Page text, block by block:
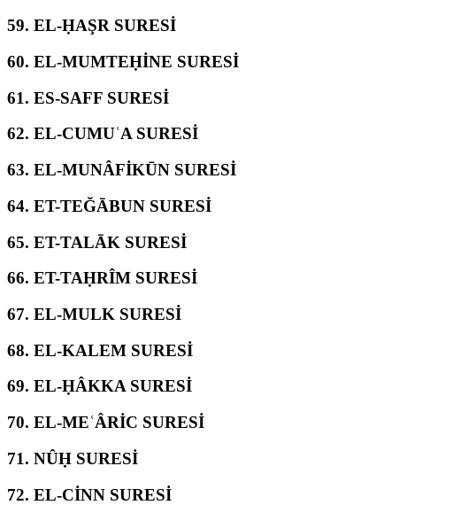
59. EL-ḤAŞR SURESİ
60. EL-MUMTEḤİNE SURESİ
61. ES-SAFF SURESİ
62. EL-CUMUʿA SURESİ
63. EL-MUNÂFİKŪN SURESİ
64. ET-TEĞĀBUN SURESİ
65. ET-TALĀK SURESİ
66. ET-TAḤRÎM SURESİ
67. EL-MULK SURESİ
68. EL-KALEM SURESİ
69. EL-ḤÂKKA SURESİ
70. EL-MEʿÂRİC SURESİ
71. NÛḤ SURESİ
72. EL-CİNN SURESİ